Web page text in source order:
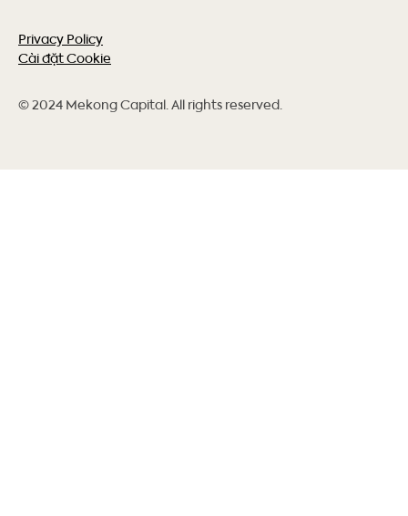
© 2024 Mekong Capital. All rights reserved.
Privacy Policy
Cài đặt Cookie